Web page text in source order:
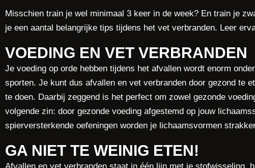
Misschien train je wel minimaal 3 keer in de week? En train je
je een aantal belangrijke tips tijdens het vet verbranden. Leer
VOEDING EN VET VERBRANDEN
Je voeding op orde hebben tijdens het afvallen wordt enorm
sporten. Je kunt dus afvallen en vet verbranden door gezond te
te doen. Daarbij zeggend is het perfect om zowel gezonde
volgende zin: door gezonde voeding afgestemd op jouw
spierversterkende oefeningen worden je lichaamsvormen
GA NIET TE WEINIG ETEN!
Afvallen en vet verbranden staat in één lijn met je